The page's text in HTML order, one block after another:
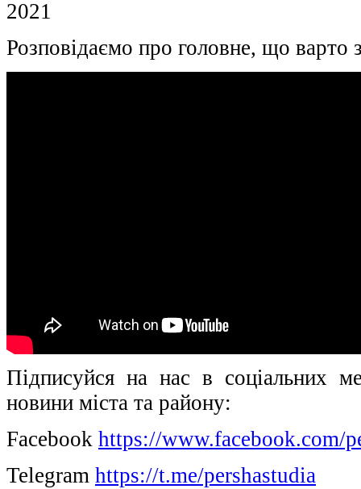
2021
Розповідаємо про головне, що варто
Підписуйся на нас в соціальних
новини міста та району:
Facebook https://www.facebook.com/
Telegram https://t.me/pershastudia